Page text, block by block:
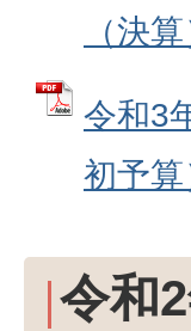
（決
令和3
初予
令和